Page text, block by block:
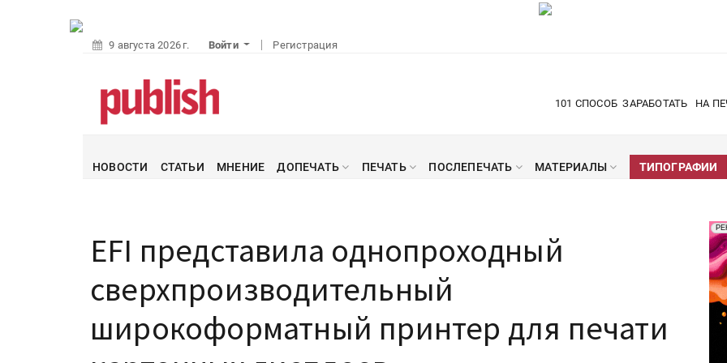
9 августа 2026 г. Войти Регистрация
101 СПОСОБ ЗАРАБОТАТЬ НА
НОВОСТИ СТАТЬИ МНЕНИЕ ДОПЕЧАТЬ ПЕЧАТЬ ПОСЛЕПЕЧАТЬ МАТЕРИАЛЫ ТИПОГРАФИИ
EFI представила однопроходный
сверхпроизводительный
широкоформатный принтер для печати